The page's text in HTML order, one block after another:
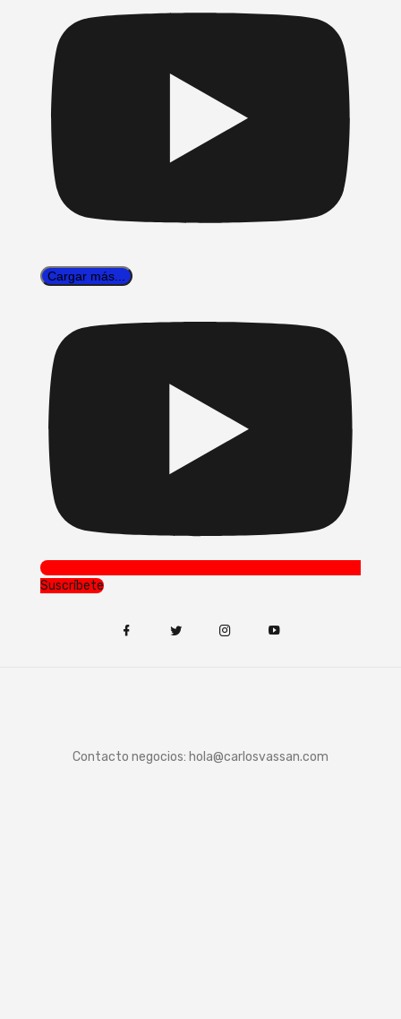
Cargar más...
Suscríbete
Contacto negocios: hola@carlosvassan.com